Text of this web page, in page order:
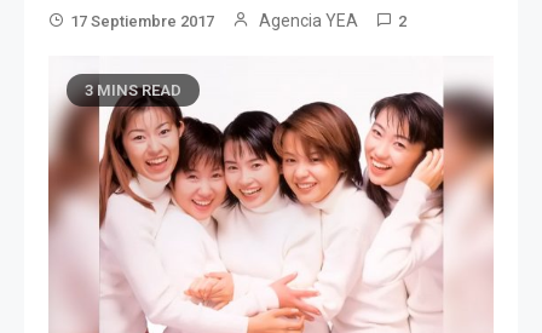
17 Septiembre 2017 Agencia YEA 2
3 MINS READ